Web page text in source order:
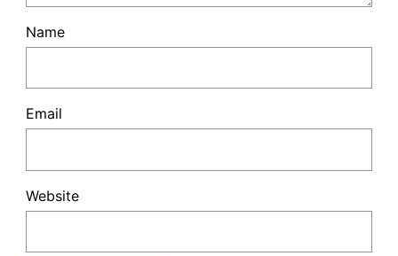
Name
Email
Website